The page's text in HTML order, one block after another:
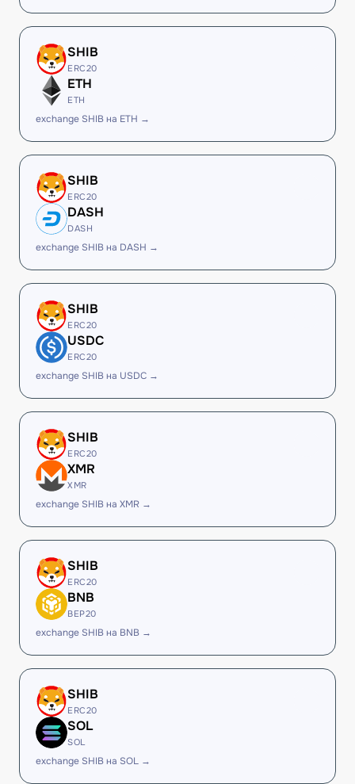
SHIB
ERC20
ETH
ETH
exchange SHIB на ETH →
SHIB
ERC20
DASH
DASH
exchange SHIB на DASH →
SHIB
ERC20
USDC
ERC20
exchange SHIB на USDC →
SHIB
ERC20
XMR
XMR
exchange SHIB на XMR →
SHIB
ERC20
BNB
BEP20
exchange SHIB на BNB →
SHIB
ERC20
SOL
SOL
exchange SHIB на SOL →